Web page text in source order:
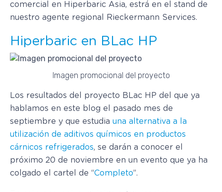
comercial en Hiperbaric Asia, estrá en el stand de
nuestro agente regional Rieckermann Services.
Hiperbaric en BLac HP
Imagen promocional del proyecto
Los resultados del proyecto BLac HP del que ya
hablamos en este blog el pasado mes de
septiembre y que estudia una alternativa a la
utilización de aditivos químicos en productos
cárnicos refrigerados, se darán a conocer el
próximo 20 de noviembre en un evento que ya ha
colgado el cartel de “Completo”.